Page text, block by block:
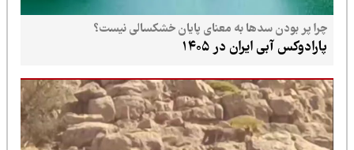
چرا پر بودن سدها به معنای پایان خشکسالی نیست؟
پارادوکس آبی ایران در ۱۴۰۵